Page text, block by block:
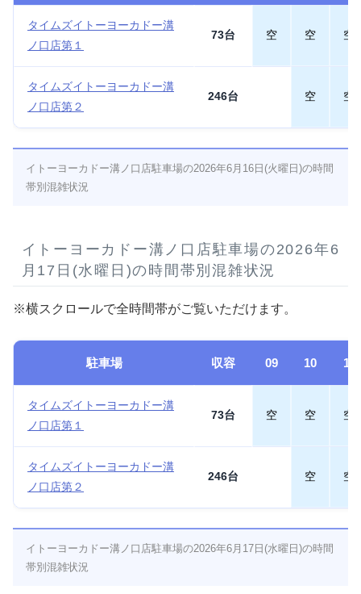
タイムズイトーヨーカドー溝
ノ口店第１
73台 空 空 空
タイムズイトーヨーカドー溝
ノ口店第２
246台 空 空
イトーヨーカドー溝ノ口店駐車場の2026年6月16日(火曜日)の時間
帯別混雑状況
イトーヨーカドー溝ノ口店駐車場の2026年6
月17日(水曜日)の時間帯別混雑状況
※横スクロールで全時間帯がご覧いただけます。
駐車場 収容 09 10 11
タイムズイトーヨーカドー溝
ノ口店第１
73台 空 空 空
タイムズイトーヨーカドー溝
ノ口店第２
246台 空 空
イトーヨーカドー溝ノ口店駐車場の2026年6月17日(水曜日)の時間
帯別混雑状況